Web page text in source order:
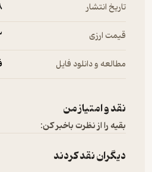
داستان را رقم می‌زنند. داستان از
اندکی عقب ماندگی است و این موضوع
در سال 1939 جان اشتاین بک
و آدم‌ها
به کارگردانی «گری
تاریخ انتشار
قیمت ارزی
مطالعه و دانلود فایل
نقد و امتیاز من
بقیه را از نظرت باخبر کن:
دیگران نقد کردند